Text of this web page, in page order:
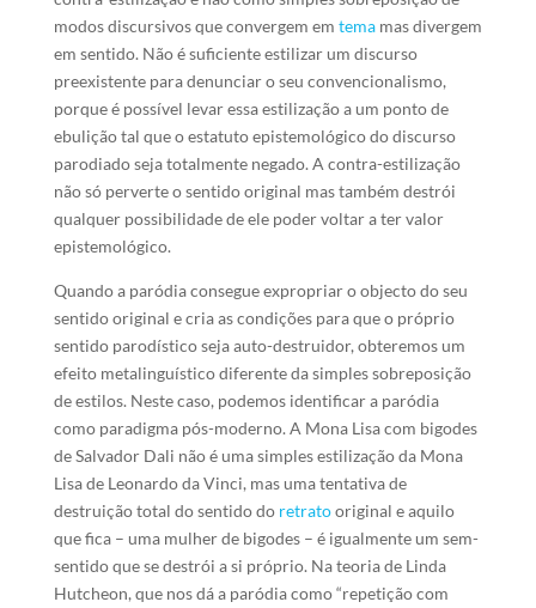
modos discursivos que convergem em temamas divergem
em sentido. Não é suficiente estilizar um discurso
preexistente para denunciar o seu convencionalismo,
porque é possível levar essa estilização a um ponto de
ebulição tal que o estatuto epistemológico do discurso
parodiado seja totalmente negado. A contra-estilização
não só perverte o sentido original mas também destrói
qualquer possibilidade de ele poder voltar a ter valor
epistemológico.
Quando a paródia consegue expropriar o objecto do seu
sentido original e cria as condições para que o próprio
sentido parodístico seja auto-destruidor, obteremos um
efeito metalinguístico diferente da simples sobreposição
de estilos. Neste caso, podemos identificar a paródia
como paradigma pós-moderno. A Mona Lisa com bigodes
de Salvador Dali não é uma simples estilização da Mona
Lisa de Leonardo da Vinci, mas uma tentativa de
destruição total do sentido do retratooriginal e aquilo
que fica – uma mulher de bigodes – é igualmente um sem-
sentido que se destrói a si próprio. Na teoria de Linda
Hutcheon, que nos dá a paródia como “repetição com